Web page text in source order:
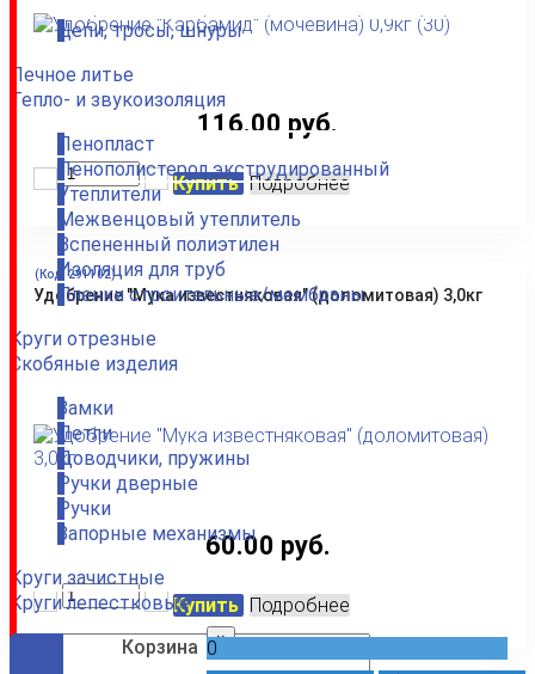
Цепи, тросы, шнуры
Печное литье
Тепло- и звукоизоляция
Пенопласт
Пенополистерол экструдированный
Утеплители
Межвенцовый утеплитель
Вспененный полиэтилен
Изоляция для труб
Пленки строительные/мембраны
Круги отрезные
Скобяные изделия
Замки
Петли
Доводчики, пружины
Ручки дверные
Ручки
Запорные механизмы
Круги зачистные
Круги лепестковые
0×
116.00 руб.
Купить Подробнее
Удобрение "Мука известняковая" (доломитовая) 3,0кг
(Код:291102)
60.00 руб.
Купить Подробнее